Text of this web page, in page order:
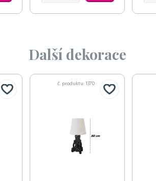
Další dekorace
č. produktu: 1370